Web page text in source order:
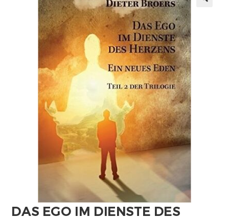
DAS EGO IM DIENSTE DES